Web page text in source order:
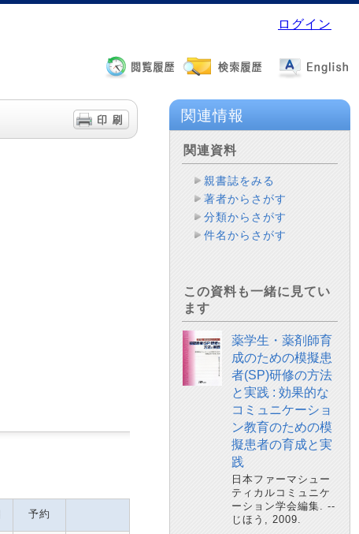
ログイン
予約
関連情報
関連資料
親書誌をみる
著者からさがす
分類からさがす
件名からさがす
この資料も一緒に見てい
ます
薬学生・薬剤師育
成のための模擬患
者(SP)研修の方法
と実践 : 効果的な
コミュニケーショ
ン教育のための模
擬患者の育成と実
践
日本ファーマシュー
ティカルコミュニケ
ーション学会編集. --
じほう, 2009.